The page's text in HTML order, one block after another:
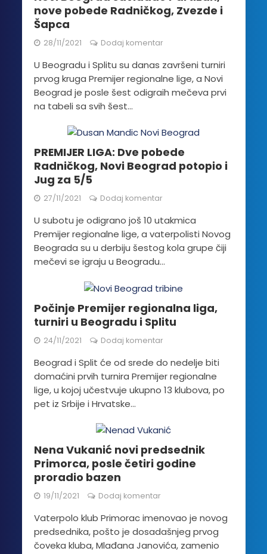
nove pobede Radničkog, Zvezde i
Šapca
28/11/2021 Dodaj komentar
U Beogradu i Splitu su danas završeni turniri
prvog kruga Premijer regionalne lige, a Novi
Beograd je posle šest odigraih mečeva prvi
na tabeli sa svih šest...
PREMIJER LIGA: Dve pobede
Radničkog, Novi Beograd potopio i
Jug za 5/5
27/11/2021 Dodaj komentar
U subotu je odigrano još 10 utakmica
Premijer regionalne lige, a vaterpolisti Novog
Beograda su u derbiju šestog kola grupe čiji
mečevi se igraju u Beogradu...
Počinje Premijer regionalna liga,
turniri u Beogradu i Splitu
24/11/2021 Dodaj komentar
Beograd i Split će od srede do nedelje biti
domaćini prvih turnira Premijer regionalne
lige, u kojoj učestvuje ukupno 13 klubova, po
pet iz Srbije i Hrvatske...
Nena Vukanić novi predsednik
Primorca, posle četiri godine
proradio bazen
19/11/2021 Dodaj komentar
Vaterpolo klub Primorac imenovao je novog
predsednika, pošto je dosadašnjeg prvog
čoveka kluba, Mlađana Janovića, zamenio